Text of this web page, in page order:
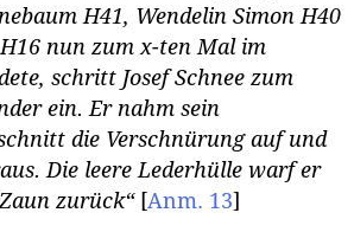
H41, Wendelin Simon H40
nun zum x-ten Mal im
schritt Josef Schnee zum
ein. Er nahm sein
die Verschnürung auf und
Die leere Lederhülle warf er
zurück“ [Anm. 13]